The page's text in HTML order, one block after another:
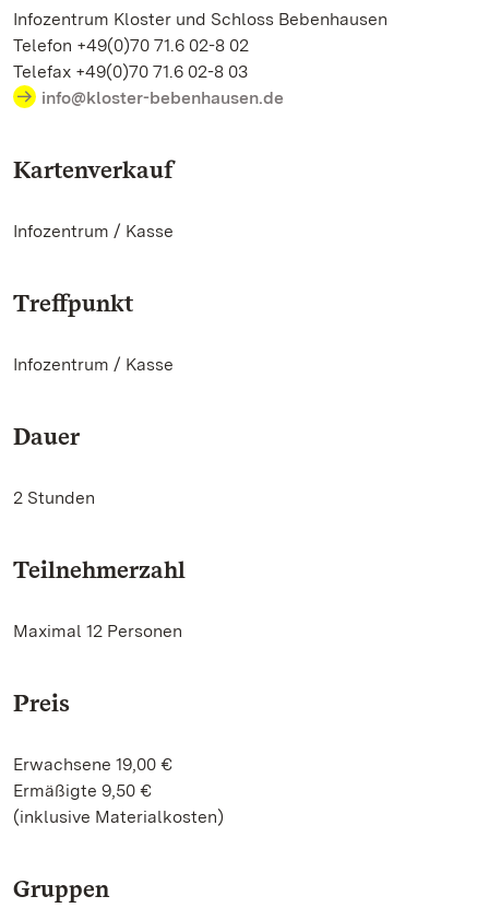
Infozentrum Kloster und Schloss Bebenhausen
Telefon +49(0)70 71.6 02-8 02
Telefax +49(0)70 71.6 02-8 03
info@kloster-bebenhausen.de
Kartenverkauf
Infozentrum / Kasse
Treffpunkt
Infozentrum / Kasse
Dauer
2 Stunden
Teilnehmerzahl
Maximal 12 Personen
Preis
Erwachsene 19,00 €
Ermäßigte 9,50 €
(inklusive Materialkosten)
Gruppen